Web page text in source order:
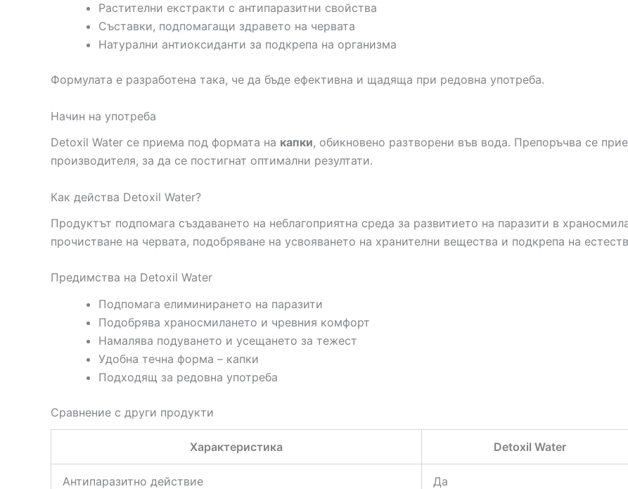
Растителни екстракти с антипаразитни свойства
Съставки, подпомагащи здравето на червата
Натурални антиоксиданти за подкрепа на организма
Формулата е разработена така, че да бъде ефективна и щадяща при редовна употреба.
Начин на употреба
Detoxil Water се приема под формата на капки, обикновено разтворени във вода. Препоръчва се
производителя, за да се постигнат оптимални резултати.
Как действа Detoxil Water?
Продуктът подпомага създаването на неблагоприятна среда за развитието на паразити в
прочистване на червата, подобряване на усвояването на хранителни вещества и подкрепа на
Предимства на Detoxil Water
Подпомага елиминирането на паразити
Подобрява храносмилането и чревния комфорт
Намалява подуването и усещането за тежест
Удобна течна форма – капки
Подходящ за редовна употреба
Сравнение с други продукти
Характеристика Detoxil Water
Антипаразитно действие Да